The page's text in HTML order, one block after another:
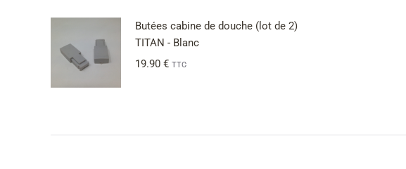
Butées cabine de douche (lot de 2)
TITAN - Blanc
19.90 € TTC